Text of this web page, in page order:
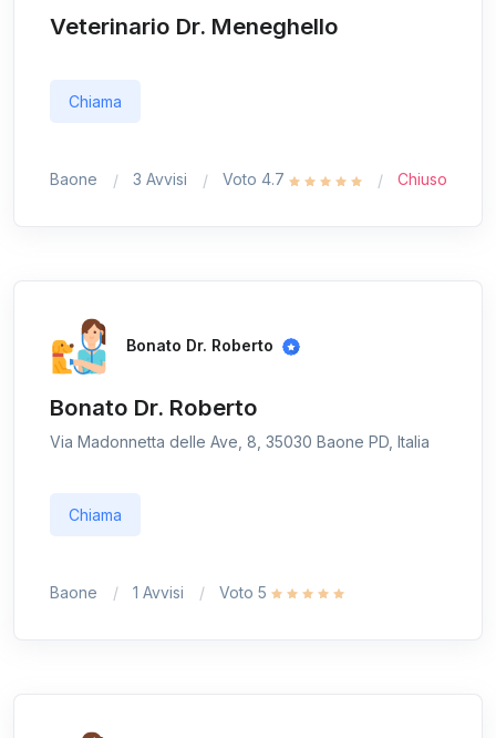
Veterinario Dr. Meneghello
Chiama
Baone 3 Avvisi Voto 4.7 Chiuso
Bonato Dr. Roberto
Bonato Dr. Roberto
Via Madonnetta delle Ave, 8, 35030 Baone PD, Italia
Chiama
Baone 1 Avvisi Voto 5